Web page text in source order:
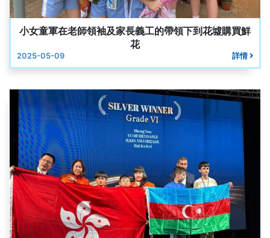
小女童軍在老師領袖及家長義工的帶領下到花墟購買鮮
花
2025-05-09 詳情